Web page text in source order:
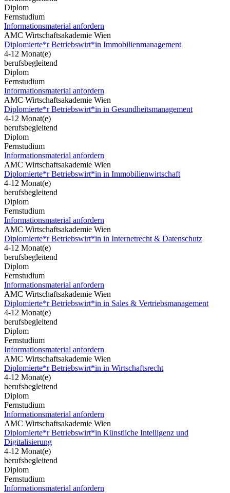
Diplom
Fernstudium
Informationsmaterial anfordern
AMC Wirtschaftsakademie Wien
Diplomierte*r Betriebswirt*in Immobilienmanagement
4-12 Monat(e)
berufsbegleitend
Diplom
Fernstudium
Informationsmaterial anfordern
AMC Wirtschaftsakademie Wien
Diplomierte*r Betriebswirt*in in Gesundheitsmanagement
4-12 Monat(e)
berufsbegleitend
Diplom
Fernstudium
Informationsmaterial anfordern
AMC Wirtschaftsakademie Wien
Diplomierte*r Betriebswirt*in in Immobilienwirtschaft
4-12 Monat(e)
berufsbegleitend
Diplom
Fernstudium
Informationsmaterial anfordern
AMC Wirtschaftsakademie Wien
Diplomierte*r Betriebswirt*in in Internetrecht & Datenschutz
4-12 Monat(e)
berufsbegleitend
Diplom
Fernstudium
Informationsmaterial anfordern
AMC Wirtschaftsakademie Wien
Diplomierte*r Betriebswirt*in in Sales & Vertriebsmanagement
4-12 Monat(e)
berufsbegleitend
Diplom
Fernstudium
Informationsmaterial anfordern
AMC Wirtschaftsakademie Wien
Diplomierte*r Betriebswirt*in in Wirtschaftsrecht
4-12 Monat(e)
berufsbegleitend
Diplom
Fernstudium
Informationsmaterial anfordern
AMC Wirtschaftsakademie Wien
Diplomierte*r Betriebswirt*in Künstliche Intelligenz und
Digitalisierung
4-12 Monat(e)
berufsbegleitend
Diplom
Fernstudium
Informationsmaterial anfordern